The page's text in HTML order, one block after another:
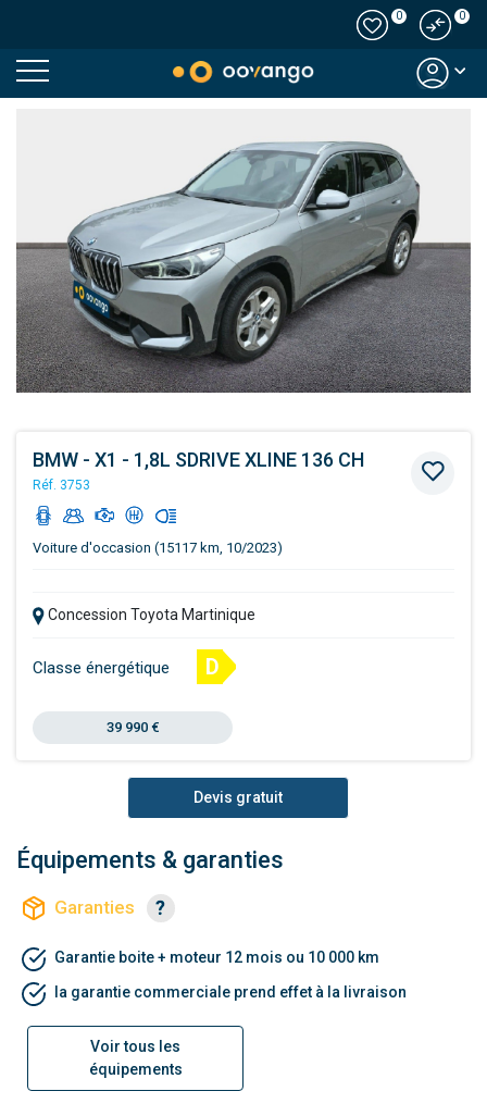
0 0
Devis gratuit
Équipements & garanties
Garanties
Garantie boite + moteur 12 mois ou 10 000 km
la garantie commerciale prend effet à la livraison
Voir tous les
équipements
BMW - X1 - 1,8L SDRIVE XLINE 136 CH
Réf. 3753
Voiture d'occasion (15117 km, 10/2023)
Concession Toyota Martinique
Classe énergétique D
39 990 €
Modal country